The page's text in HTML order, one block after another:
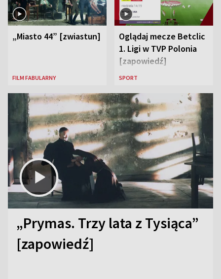
„Miasto 44” [zwiastun]
FILM FABULARNY
Oglądaj mecze Betclic
1. Ligi w TVP Polonia
[zapowiedź]
SPORT
„Prymas. Trzy lata z Tysiąca”
[zapowiedź]